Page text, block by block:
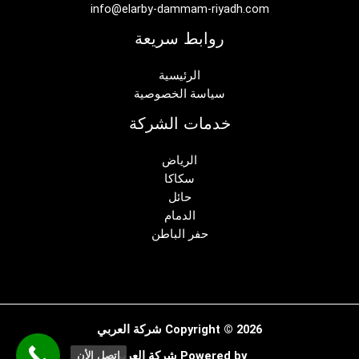
info@elarby-dammam-riyadh.com
روابط سريعة
الرئيسية
سياسة الخصوصية
خدمات الشركة
الرياض
سكاكا
حائل
الدمام
حفر الباطن
Copyright © 2026 شركة العربي
Powered by شركة العربي
اتصل الأن